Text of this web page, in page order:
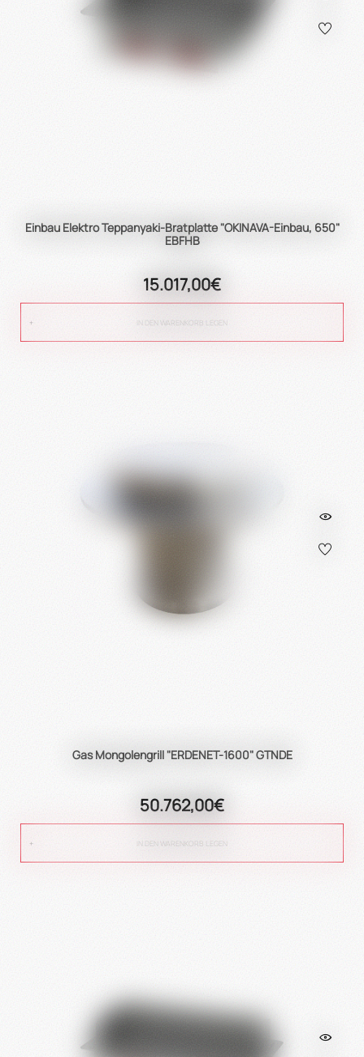
Einbau Elektro Teppanyaki-Bratplatte "OKINAVA-Einbau, 650"
EBFHB
15.017,00€
IN DEN WARENKORB LEGEN
Gas Mongolengrill "ERDENET-1600" GTNDE
50.762,00€
IN DEN WARENKORB LEGEN